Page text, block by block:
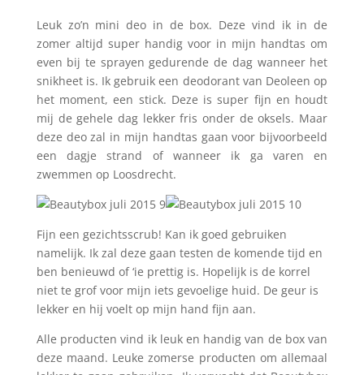
Leuk zo’n mini deo in de box. Deze vind ik in de
zomer altijd super handig voor in mijn handtas om
even bij te sprayen gedurende de dag wanneer het
snikheet is. Ik gebruik een deodorant van Deoleen op
het moment, een stick. Deze is super fijn en houdt
mij de gehele dag lekker fris onder de oksels. Maar
deze deo zal in mijn handtas gaan voor bijvoorbeeld
een dagje strand of wanneer ik ga varen en
zwemmen op Loosdrecht.
Fijn een gezichtsscrub! Kan ik goed gebruiken
namelijk. Ik zal deze gaan testen de komende tijd en
ben benieuwd of ‘ie prettig is. Hopelijk is de korrel
niet te grof voor mijn iets gevoelige huid. De geur is
lekker en hij voelt op mijn hand fijn aan.
Alle producten vind ik leuk en handig van de box van
deze maand. Leuke zomerse producten om allemaal